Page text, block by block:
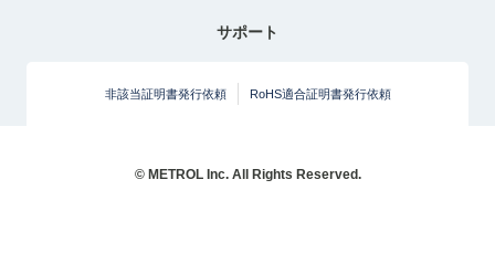
サポート
非該当証明書発行依頼 RoHS適合証明書発行依頼
© METROL Inc. All Rights Reserved.